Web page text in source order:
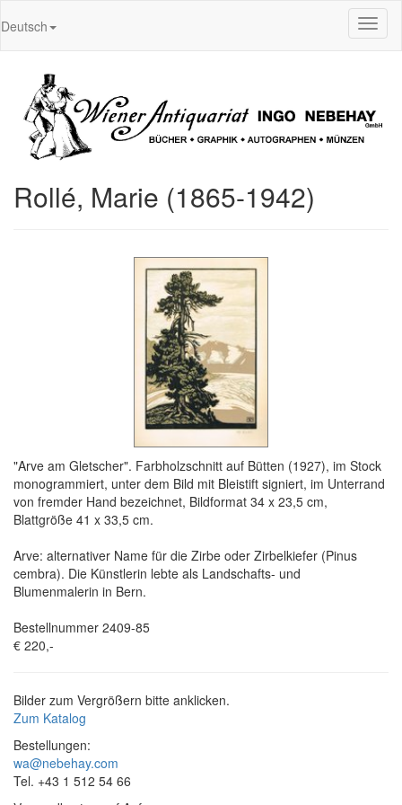
Deutsch
Rollé, Marie (1865-1942)
"Arve am Gletscher". Farbholzschnitt auf Bütten (1927), im Stock
monogrammiert, unter dem Bild mit Bleistift signiert, im Unterrand
von fremder Hand bezeichnet, Bildformat 34 x 23,5 cm,
Blattgröße 41 x 33,5 cm.
Arve: alternativer Name für die Zirbe oder Zirbelkiefer (Pinus
cembra). Die Künstlerin lebte als Landschafts- und
Blumenmalerin in Bern.
Bestellnummer 2409-85
€ 220,-
Bilder zum Vergrößern bitte anklicken.
Zum Katalog
Bestellungen:
wa@nebehay.com
Tel. +43 1 512 54 66